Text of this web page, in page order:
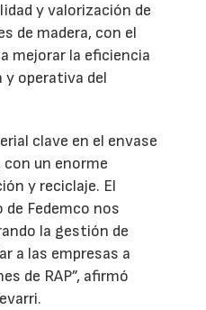
y valorización de
de madera, con el
mejorar la eficiencia
y operativa del
clave en el envase
un enorme
y reciclaje. El
Fedemco nos
la gestión de
a las empresas a
de RAP”, afirmó